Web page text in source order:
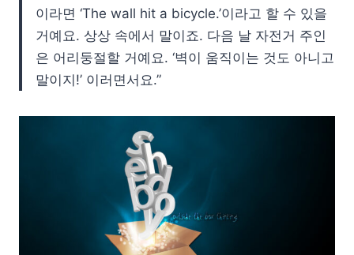
이라면 ‘The wall hit a bicycle.’이라고 할 수 있을
거예요. 상상 속에서 말이죠. 다음 날 자전거 주인
은 어리둥절할 거예요. ‘벽이 움직이는 것도 아니고
말이지!’ 이러면서요.”